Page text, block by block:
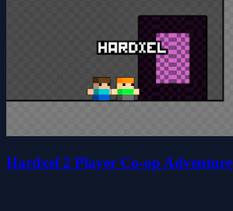
Hardxel 2 Player Co-op Adventure